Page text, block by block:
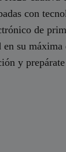
con
de
su
y